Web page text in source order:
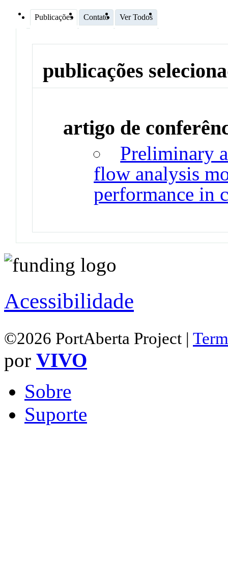
Publicações Contato Ver Todos
publicações
artigo de
Preliminary
flow analysis
performance in
Acessibilidade
©2026 PortAberta Project |
por VIVO
Sobre
Suporte